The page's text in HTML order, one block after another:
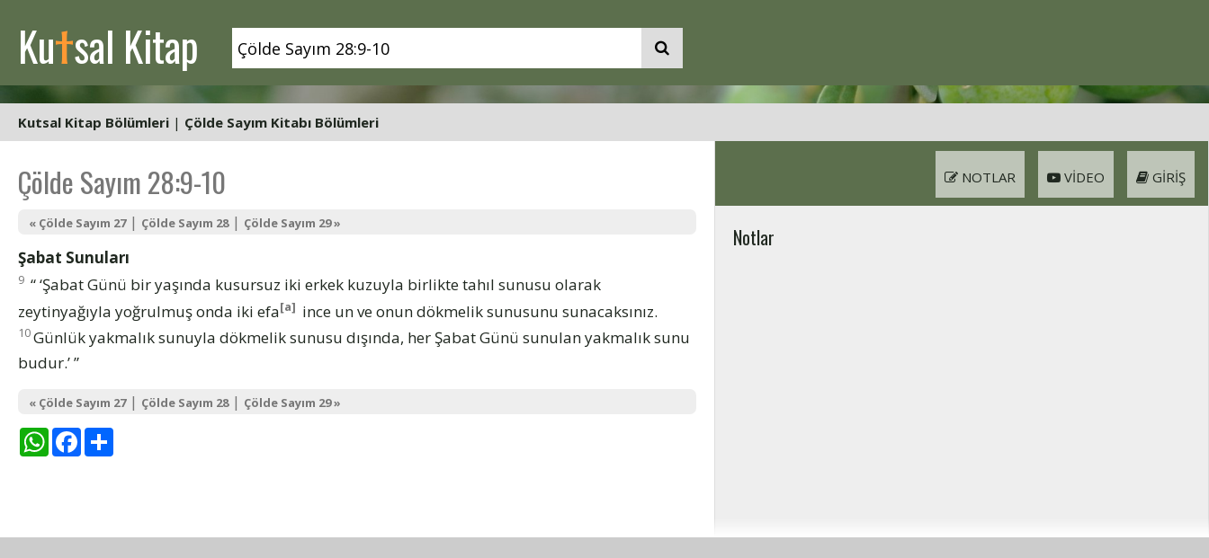
Kutsal Kitap
Kutsal Kitap Bölümleri | Çölde Sayım Kitabı Bölümleri
Çölde Sayım 28:9-10
« Çölde Sayım 27| Çölde Sayım 28| Çölde Sayım 29 »
Şabat Sunuları
9 “ ‘Şabat Günü bir yaşında kusursuz iki erkek kuzuyla birlikte tahıl sunusu olarak
zeytinyağıyla yoğrulmuş onda iki efa[a] ince un ve onun dökmelik sunusunu sunacaksınız.
10Günlük yakmalık sunuyla dökmelik sunusu dışında, her Şabat Günü sunulan yakmalık sunu
budur.’ ”
« Çölde Sayım 27| Çölde Sayım 28| Çölde Sayım 29 »
WhatsAppFacebook
GIRIŞ
VIDEO
NOTLAR
Notlar